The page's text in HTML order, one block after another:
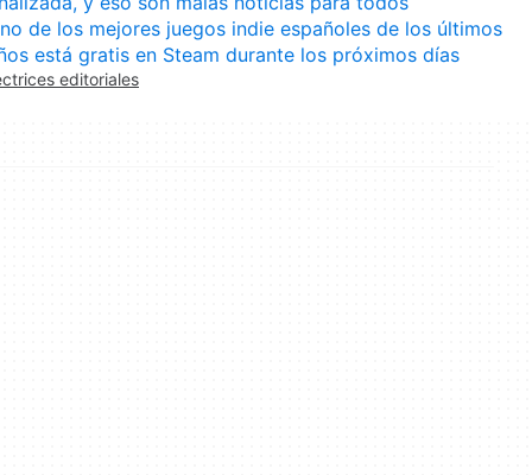
de los mejores juegos indie españoles de los últimos
está gratis en Steam durante los próximos días
editoriales